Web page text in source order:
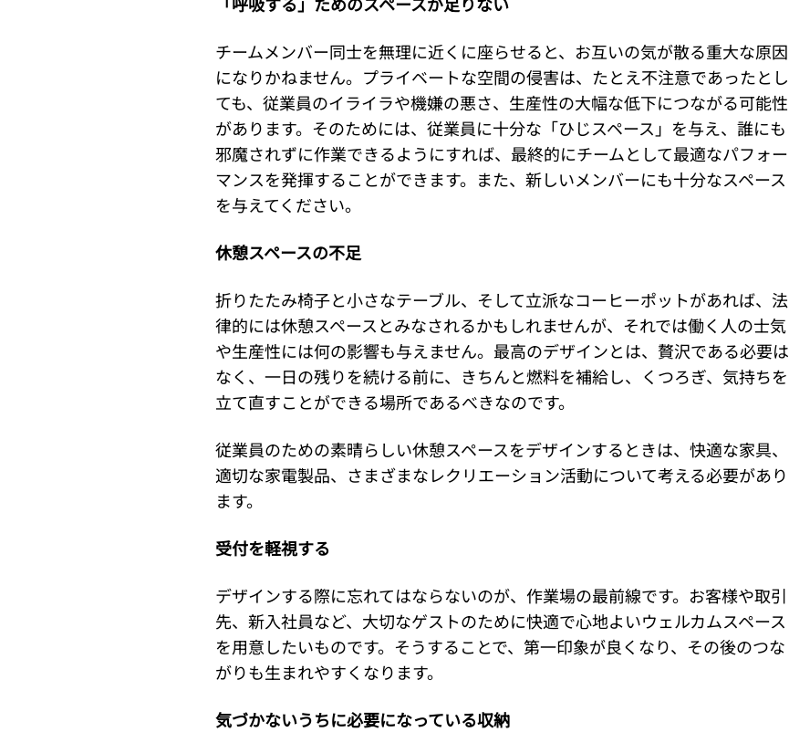
チームメンバー同士を無理に近くに座らせると、お互いの気が散る重大な原因
になりかねません。プライベートな空間の侵害は、たとえ不注意であったとし
ても、従業員のイライラや機嫌の悪さ、生産性の大幅な低下につながる可能性
があります。そのためには、従業員に十分な「ひじスペース」を与え、誰にも
邪魔されずに作業できるようにすれば、最終的にチームとして最適なパフォー
マンスを発揮することができます。また、新しいメンバーにも十分なスペース
を与えてください。
休憩スペースの不足
折りたたみ椅子と小さなテーブル、そして立派なコーヒーポットがあれば、法
律的には休憩スペースとみなされるかもしれませんが、それでは働く人の士気
や生産性には何の影響も与えません。最高のデザインとは、贅沢である必要は
なく、一日の残りを続ける前に、きちんと燃料を補給し、くつろぎ、気持ちを
立て直すことができる場所であるべきなのです。
従業員のための素晴らしい休憩スペースをデザインするときは、快適な家具、
適切な家電製品、さまざまなレクリエーション活動について考える必要があり
ます。
受付を軽視する
デザインする際に忘れてはならないのが、作業場の最前線です。お客様や取引
先、新入社員など、大切なゲストのために快適で心地よいウェルカムスペース
を用意したいものです。そうすることで、第一印象が良くなり、その後のつな
がりも生まれやすくなります。
気づかないうちに必要になっている収納